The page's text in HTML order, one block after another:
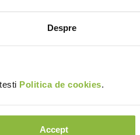
Despre
Politica de cookies.
Accept
pentru masa